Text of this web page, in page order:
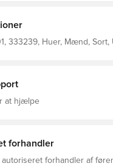
333239, Huer, Mænd, Sort,
at hjælpe
forhandler
forhandler af